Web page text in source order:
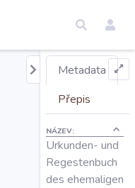
Metadata
Přepis
NÁZEV:
Urkunden- und
Regestenbuch
des ehemaligen